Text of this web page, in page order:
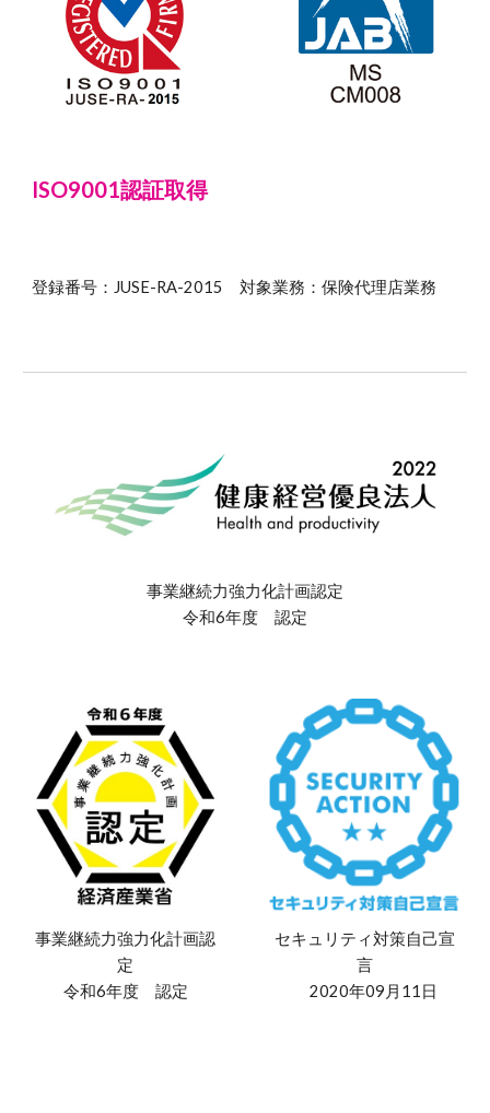
ISO9001認証取得
登録番号：JUSE-RA-2015 対象業務：保険代理店業務
事業継続力強力化計画認定
令和6年度 認定
事業継続力強力化計画認
定
令和6年度 認定
セキュリティ対策自己宣
言
2020年09月11日